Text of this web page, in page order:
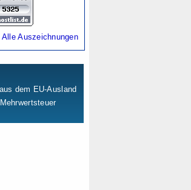
Alle Auszeichnungen
dem EU-Ausland